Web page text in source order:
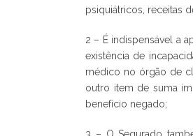
psiquiátricos, receitas
2 – É indispensável a
existência de
médico no órgão de
outro item de suma
benefício negado;